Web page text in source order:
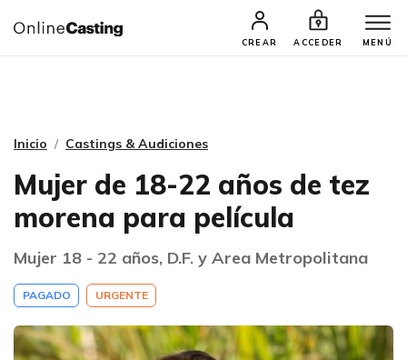
CREAR ACCEDER MENÚ
CASTINGS Y AUDICIONES TALENTOS
Inicio Castings & Audiciones
Mujer de 18-22 años de tez
morena para película
Mujer 18 - 22 años, D.F. y Area Metropolitana
PAGADO URGENTE